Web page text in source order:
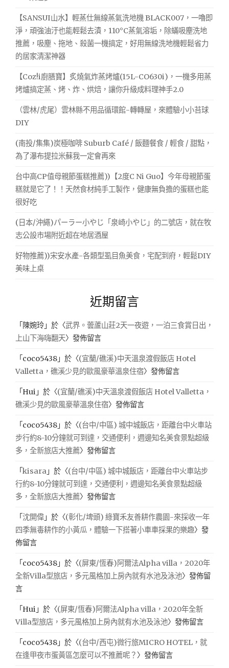
街
旁
邊
，
天
翻
老，
悠
房
務
【SANSUI山水】輕蒸仕無線蒸氣洗地機 BLACK007，一嚕即
淨，頑強油汙也能輕鬆去漬，110°C蒸氣溶垢，除蟎吸塵洗地
推薦，吸塵、拖地、殺菌一機搞定，好用無線洗地機輕鬆省力
的居家清潔神器
【Coz!i廚膳寶】炙燒氣炸蒸烤爐(15L-CO630i)，一機多用蒸
烤爐搞定蒸、烤、炸、烘焙，讓你升級成料理神手2.0
（雲林/虎尾）雲林縣不用品循環館-轉轉屋，來體驗小小苔球
DIY
(南投/集集)炭極咖啡 Suburb Café / 飯麵餐食 / 輕食 / 甜點，
為了瀑布提拉米蘇我一定會再來
台中高CP值母親節蛋糕推薦))【2度C Ni Guo】今年母親節蛋
糕就是它了！！天然食材純手工製作，健康無負擔的蛋糕也能
很好吃
(日本/沖繩)パーラー小やじ「泉崎小やじ」的二號店，就在牧
志公設市場附近超在地居酒屋
好物推薦))宋安水產-各類型虱目魚美食，宅配到府，輕鬆DIY
美味上桌
近期留言
「 陳婉玲 」於〈武界。蕓蘆山莊2天一夜遊，一泊三食賞日出，
上山下海嗨翻天〉發佈留言
「 coco5438 」於〈(宜蘭/礁溪)中天溫泉渡假飯店 Hotel
Valletta，礁溪少見的歐風豪華溫泉住宿〉發佈留言
「Hui 」於〈(宜蘭/礁溪)中天溫泉渡假飯店 Hotel Valletta，
礁溪少見的歐風豪華溫泉住宿〉發佈留言
「 coco5438 」於〈(台中/中區) 城中城飯店，距離台中火車站
步行約8-10分鐘就可到達，交通便利，週邊知名美食景點超級
多，全新旅店大推薦〉發佈留言
「kisara 」於〈(台中/中區) 城中城飯店，距離台中火車站步
行約8-10分鐘就可到達，交通便利，週邊知名美食景點超級
多，全新旅店大推薦〉發佈留言
「沈開偉 」於〈(彰化/埤頭) 綠寶禾友善耕作農園-來採收一年
四季無毒耕作的小黃瓜，體驗一下搭著小車車採果的樂趣〉發
佈留言
「 coco5438 」於〈(屏東/恆春)阿爾法Alpha villa，2020年
全新Villa型旅店，多元風格加上房內就有水池及泳池〉發佈留
言
「Hui 」於〈(屏東/恆春)阿爾法Alpha villa，2020年全新
Villa型旅店，多元風格加上房內就有水池及泳池〉發佈留言
「 coco5438 」於〈(台中/西屯)微行旅MICRO HOTEL，就
在逢甲夜市蛋黃區怎麼可以不推薦呢？ 〉發佈留言